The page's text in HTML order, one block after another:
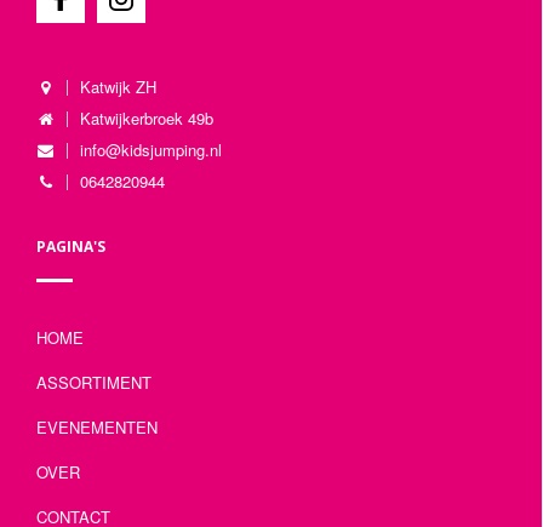
Katwijk ZH
Katwijkerbroek 49b
info@kidsjumping.nl
0642820944
PAGINA'S
HOME
ASSORTIMENT
EVENEMENTEN
OVER
CONTACT